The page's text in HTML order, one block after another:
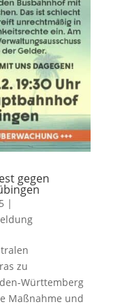
gegen
|
zu
Württemberg
Maßnahme und